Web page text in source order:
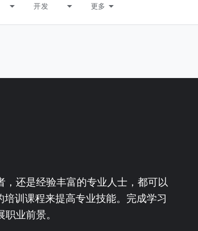
开发 更多
还是经验丰富的专业人士，都可以
训课程来提高专业技能。完成学习
业前景。